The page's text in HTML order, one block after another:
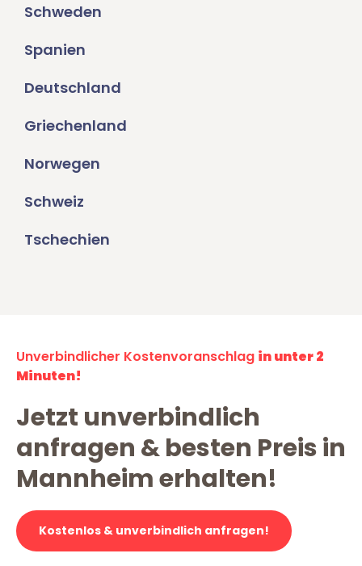
Schweden
Spanien
Deutschland
Griechenland
Norwegen
Schweiz
Tschechien
Unverbindlicher Kostenvoranschlag in unter 2
Minuten!
Jetzt unverbindlich
anfragen & besten Preis in
Mannheim erhalten!
Kostenlos & unverbindlich anfragen!